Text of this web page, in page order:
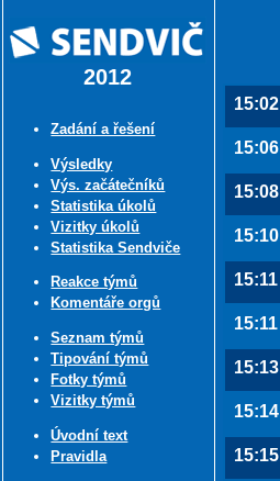
2012
Zadání a řešení
Výsledky
Výs. začátečníků
Statistika úkolů
Vizitky úkolů
Statistika Sendviče
Reakce týmů
Komentáře orgů
Seznam týmů
Tipování týmů
Fotky týmů
Vizitky týmů
Úvodní text
Pravidla
15:02
15:06
15:08
15:10
15:11
15:11
15:13
15:14
15:15